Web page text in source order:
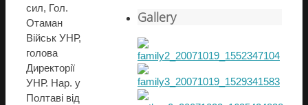
сил, Гол.
Отаман
Військ УНР,
голова
Директорії
УНР. Нар. у
Полтаві від
Gallery